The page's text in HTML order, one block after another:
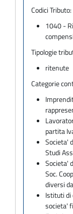
Codici Tributo:
1040 -
Tipologie
ritenute
Categorie
partita
Societa'
Studi
Societa'
Soc.
diversi
Istituti di
societa'